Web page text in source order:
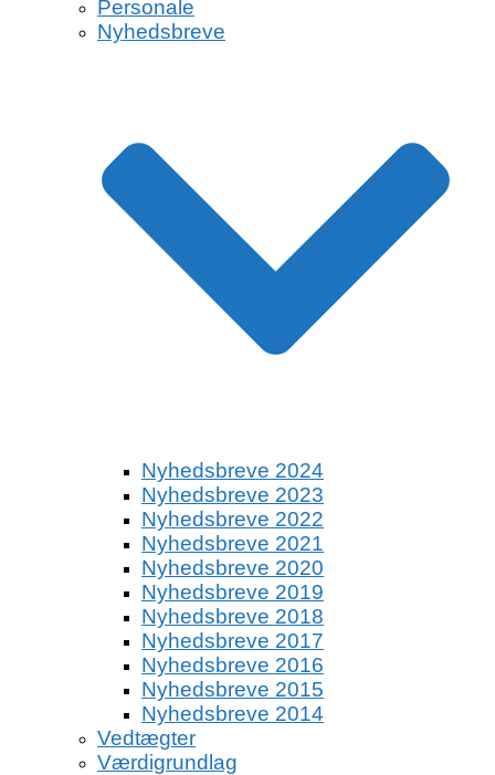
Personale
Nyhedsbreve
Nyhedsbreve 2024
Nyhedsbreve 2023
Nyhedsbreve 2022
Nyhedsbreve 2021
Nyhedsbreve 2020
Nyhedsbreve 2019
Nyhedsbreve 2018
Nyhedsbreve 2017
Nyhedsbreve 2016
Nyhedsbreve 2015
Nyhedsbreve 2014
Vedtægter
Værdigrundlag